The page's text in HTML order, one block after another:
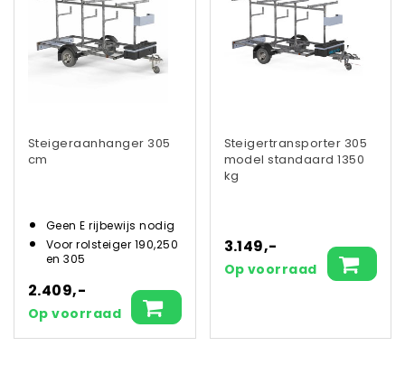
Steigeraanhanger 305
cm
Geen E rijbewijs nodig
Voor rolsteiger 190,250
en 305
2.409,-
Op voorraad
Steigertransporter 305
model standaard 1350
kg
3.149,-
Op voorraad